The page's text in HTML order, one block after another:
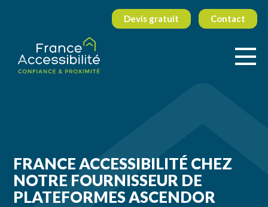
Devis gratuit Contact
FRANCE ACCESSIBILITÉ CHEZ
NOTRE FOURNISSEUR DE
PLATEFORMES ASCENDOR